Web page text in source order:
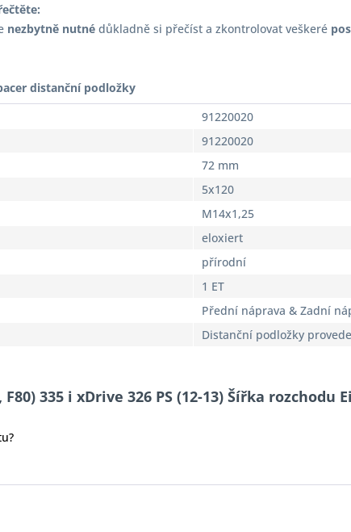
nezbytně nutné důkladně si přečíst a zkontrolovat veškeré
distanční podložky
91220020
91220020
72 mm
5x120
M14x1,25
eloxiert
přírodní
1 ET
Přední náprava & Zadní
Distanční podložky
335 i xDrive 326 PS (12-13) Šířka rozchodu